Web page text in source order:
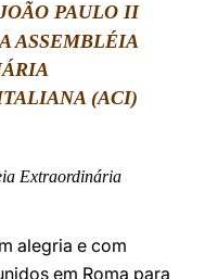
中文
PAULO II
ASSEMBLÉIA
(ACI)
Extraordinária
alegria e com
em Roma para